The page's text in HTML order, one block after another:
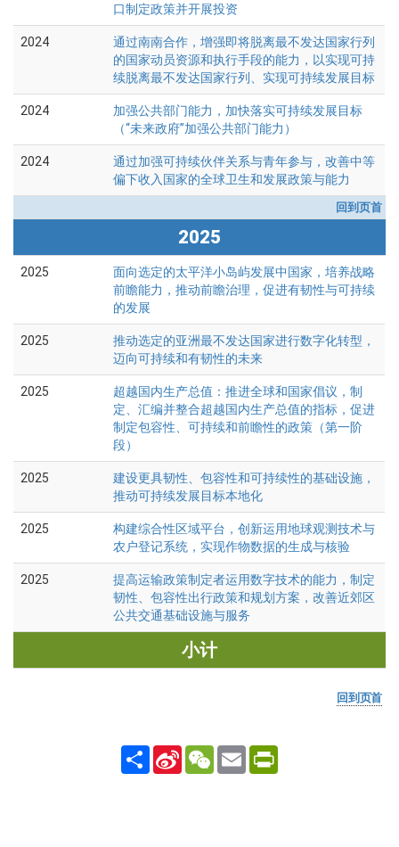
口制定政策并开展投资
2024
通过南南合作，增强即将脱离最不发达国家行列
的国家动员资源和执行手段的能力，以实现可持
续脱离最不发达国家行列、实现可持续发展目标
2024
加强公共部门能力，加快落实可持续发展目标
（“未来政府”加强公共部门能力）
2024
通过加强可持续伙伴关系与青年参与，改善中等
偏下收入国家的全球卫生和发展政策与能力
回到页首
2025
2025
面向选定的太平洋小岛屿发展中国家，培养战略
前瞻能力，推动前瞻治理，促进有韧性与可持续
的发展
2025
推动选定的亚洲最不发达国家进行数字化转型，
迈向可持续和有韧性的未来
2025
超越国内生产总值：推进全球和国家倡议，制
定、汇编并整合超越国内生产总值的指标，促进
制定包容性、可持续和前瞻性的政策（第一阶
段）
2025
建设更具韧性、包容性和可持续性的基础设施，
推动可持续发展目标本地化
2025
构建综合性区域平台，创新运用地球观测技术与
农户登记系统，实现作物数据的生成与核验
2025
提高运输政策制定者运用数字技术的能力，制定
韧性、包容性出行政策和规划方案，改善近郊区
公共交通基础设施与服务
小计
回到页首
Share Sina
Weibo
WeChatEmail